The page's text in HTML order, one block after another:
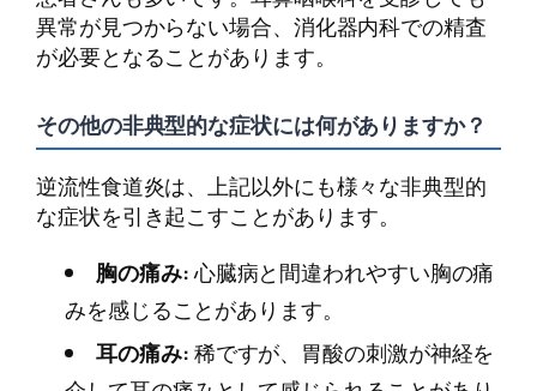
異常が見つからない場合、消化器内科での精査
が必要となることがあります。
その他の非典型的な症状には何がありますか？
逆流性食道炎は、上記以外にも様々な非典型的
な症状を引き起こすことがあります。
胸の痛み:心臓病と間違われやすい胸の痛
みを感じることがあります。
耳の痛み:稀ですが、胃酸の刺激が神経を